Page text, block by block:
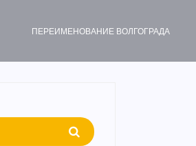
ПЕРЕИМЕНОВАНИЕ ВОЛГОГРАДА